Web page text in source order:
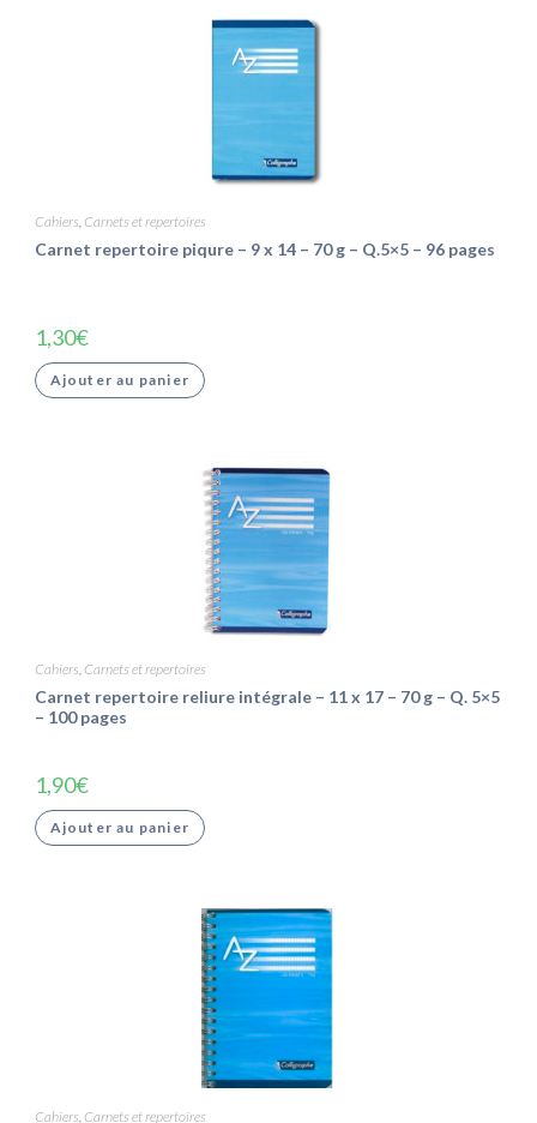
Cahiers Carnets et repertoires
Carnet repertoire piqure – 9 x 14 – 70 g – Q.5×5 – 96 pages
1,30€
Ajouter au panier
Cahiers, Carnets et repertoires
Carnet repertoire reliure intégrale – 11 x 17 – 70 g – Q. 5×5
– 100 pages
1,90€
Ajouter au panier
Cahiers, Carnets et repertoires